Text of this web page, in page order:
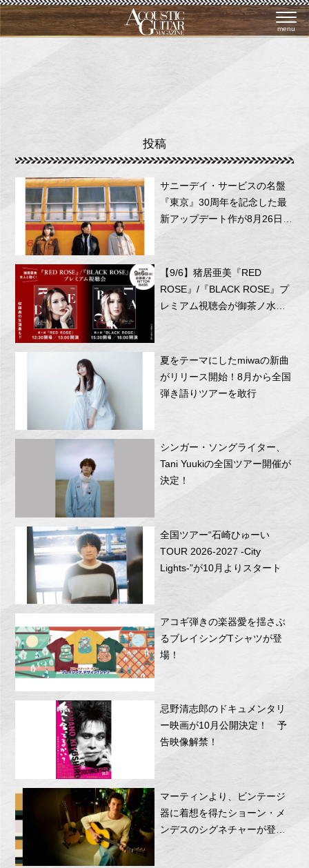
menu
投稿
サニーデイ・サービスの名盤
『東京』30周年を記念した最
新アップデート作が8月26日に
リリース！
【9/6】猪居亜美『RED
ROSE』/『BLACK ROSE』プ
レミアム視聴会が御茶ノ水
夏をテーマにしたmiwaの新曲
がリリース開始！8月から全国
弾き語りツアーを敢行
シンガー・ソングライター、
Tani Yuukiの全国ツアー開催が
決定！
全国ツアー“石崎ひゅーい
TOUR 2026-2027 -City
Lights-”が10月よりスタート
アコギ弾きの楽器愛を揺さぶ
るブレイシングTシャツが登
場！
忌野清志郎のドキュメンタリ
ー映画が10月公開決定！ 予
告映像解禁！
マーティンより、ビンテージ
器に着想を得たショーン・メ
ンデスのシグネチャーが登